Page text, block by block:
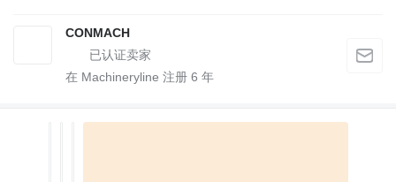
CONMACH
在 Machineryline 注册 6 年